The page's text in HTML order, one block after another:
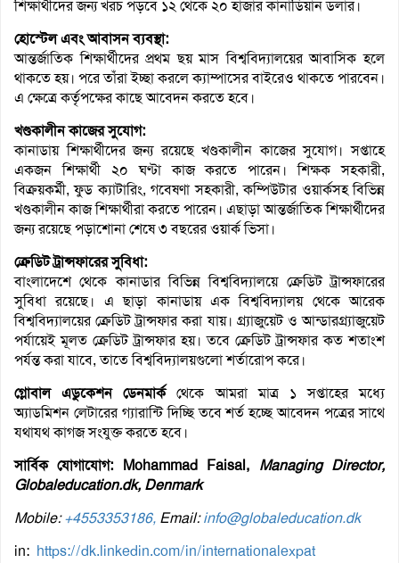
শিক্ষার্থীদের জন্য খরচ পড়বে ১২ থেকে ২০ হাজার কানাডিয়ান ডলার।
হোস্টেল এবং আবাসন ব্যবস্থা:
আন্তর্জাতিক শিক্ষার্থীদের প্রথম ছয় মাস বিশ্ববিদ্যালয়ের আবাসিক হলে
থাকতে হয়। পরে তাঁরা ইচ্ছা করলে ক্যাম্পাসের বাইরেও থাকতে পারবেন।
এ ক্ষেত্রে কর্তৃপক্ষের কাছে আবেদন করতে হবে।
খণ্ডকালীন কাজের সুযোগ:
কানাডায় শিক্ষার্থীদের জন্য রয়েছে খণ্ডকালীন কাজের সুযোগ। সপ্তাহে
একজন শিক্ষার্থী ২০ ঘণ্টা কাজ করতে পারেন। শিক্ষক সহকারী,
বিক্রয়কর্মী, ফুড ক্যাটারিং, গবেষণা সহকারী, কম্পিউটার ওয়ার্কসহ বিভিন্ন
খণ্ডকালীন কাজ শিক্ষার্থীরা করতে পারেন। এছাড়া আন্তর্জাতিক শিক্ষার্থীদের
জন্য রয়েছে পড়াশোনা শেষে ৩ বছরের ওয়ার্ক ভিসা।
ক্রেডিট ট্রান্সফারের সুবিধা:
বাংলাদেশে থেকে কানাডার বিভিন্ন বিশ্ববিদ্যালয়ে ক্রেডিট ট্রান্সফারের
সুবিধা রয়েছে। এ ছাড়া কানাডায় এক বিশ্ববিদ্যালয় থেকে আরেক
বিশ্ববিদ্যালয়ের ক্রেডিট ট্রান্সফার করা যায়। গ্র্যাজুয়েট ও আন্ডারগ্র্যাজুয়েট
পর্যায়েই মূলত ক্রেডিট ট্রান্সফার হয়। তবে ক্রেডিট ট্রান্সফার কত শতাংশ
পর্যন্ত করা যাবে, তাতে বিশ্ববিদ্যালয়গুলো শর্তারোপ করে।
গ্লোবাল এডুকেশন ডেনমার্কথেকে আমরা মাত্র ১ সপ্তাহের মধ্যে
অ্যাডমিশন লেটারের গ্যারান্টি দিচ্ছি তবে শর্ত হচ্ছে আবেদন পত্রের সাথে
যথাযথ কাগজ সংযুক্ত করতে হবে।
সার্বিক যোগাযোগ: Mohammad Faisal, Managing Director,
Globaleducation.dk, Denmark
Mobile:+4553353186, Email:info@globaleducation.dk
in: https://dk.linkedin.com/in/internationalexpat